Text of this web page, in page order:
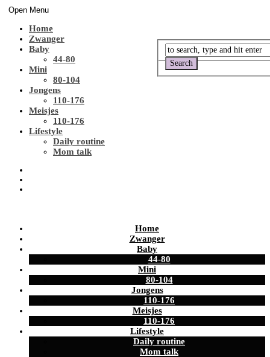
Open Menu
Home
Zwanger
Baby
44-80
Mini
80-104
Jongens
110-176
Meisjes
110-176
Lifestyle
Daily routine
Mom talk
Home
Zwanger
Baby
44-80
Mini
80-104
Jongens
110-176
Meisjes
110-176
Lifestyle
Daily routine
Mom talk